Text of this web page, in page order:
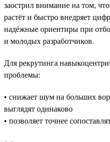
заострил внимание на том,
растёт и быстро внедряет
надёжные ориентиры при
и молодых разработчиков.
Для рекрутинга
проблемы:
• снижает шум на больших
выглядят одинаково
• позволяет точнее